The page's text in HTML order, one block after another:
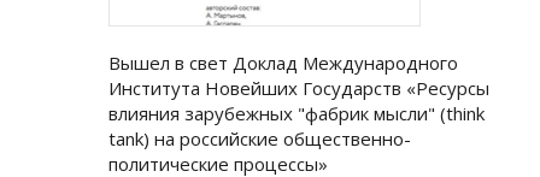
Вышел в свет Доклад Международного
Института Новейших Государств «Ресурсы
влияния зарубежных "фабрик мысли" (think
tank) на российские общественно-
политические процессы»